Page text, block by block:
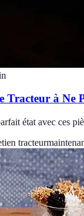
Tracteur à
état avec ces
tracteur